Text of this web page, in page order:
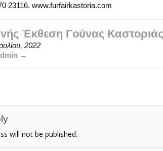
23116. www.furfairkastoria.com
Έκθεση Γούνας
2022
→
will not be published.